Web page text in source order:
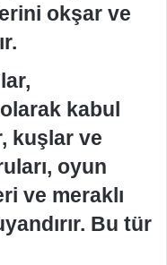
okşar ve
kabul
kuşlar ve
oyun
ve meraklı
Bu tür